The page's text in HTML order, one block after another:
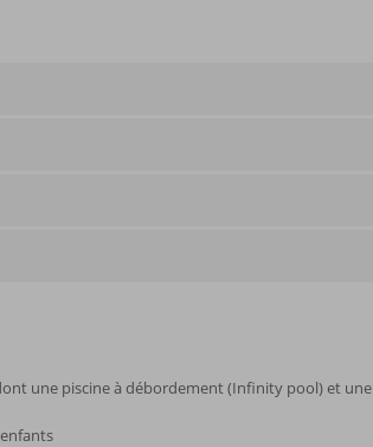
une piscine à débordement (Infinity pool) et une